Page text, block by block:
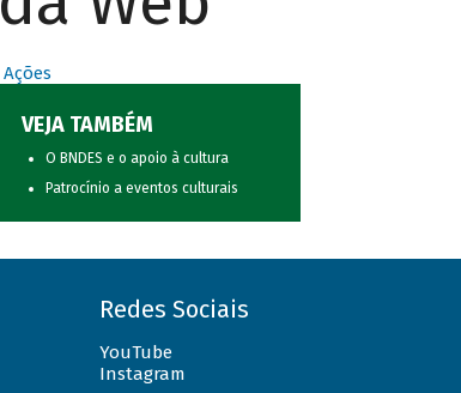
Ações
VEJA TAMBÉM
O BNDES e o apoio à cultura
Patrocínio a eventos culturais
Redes Sociais
YouTube
Instagram